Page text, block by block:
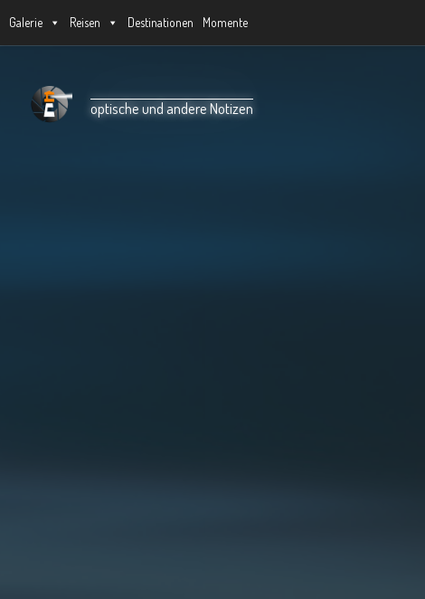
Unter dem Inhalt
Galerie Reisen Destinationen Momente
optische und andere Notizen